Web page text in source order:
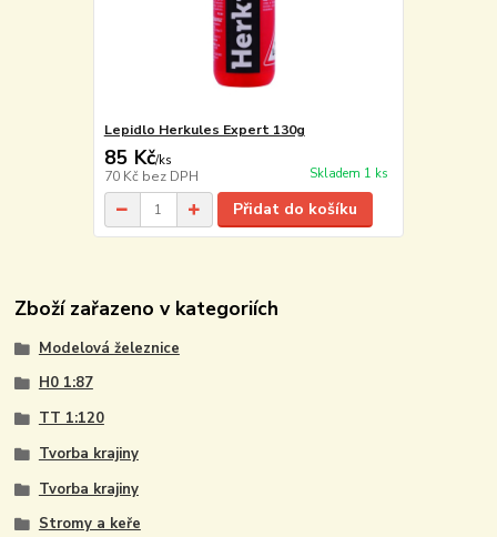
Lepidlo Herkules Expert 130g
85 Kč/ks
70 Kč bez DPH Skladem 1 ks
Přidat do košíku
Zboží zařazeno v kategoriích
Modelová železnice
H0 1:87
TT 1:120
Tvorba krajiny
Tvorba krajiny
Stromy a keře